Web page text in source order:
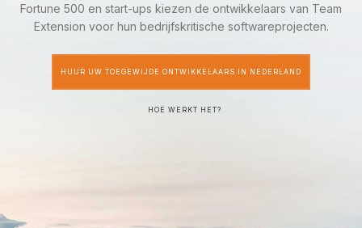
Fortune 500 en start-ups kiezen de ontwikkelaars van Team
Extension voor hun bedrijfskritische softwareprojecten.
HUUR UW TOEGEWIJDE ONTWIKKELAARS IN NEDERLAND
HOE WERKT HET?